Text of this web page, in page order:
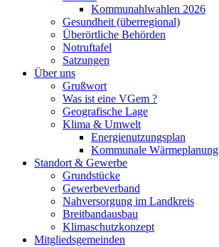
Kommunahlwahlen 2026
Gesundheit (überregional)
Überörtliche Behörden
Notruftafel
Satzungen
Über uns
Grußwort
Was ist eine VGem ?
Geografische Lage
Klima & Umwelt
Energienutzungsplan
Kommunale Wärmeplanung
Standort & Gewerbe
Grundstücke
Gewerbeverband
Nahversorgung im Landkreis
Breitbandausbau
Klimaschutzkonzept
Mitgliedsgemeinden